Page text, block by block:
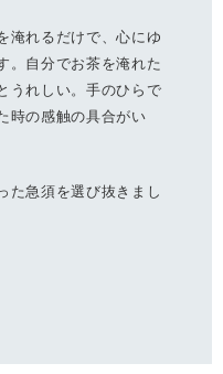
淹れるだけで、心にゆ
。自分でお茶を淹れた
うれしい。手のひらで
時の感触の具合がい
た急須を選び抜きまし